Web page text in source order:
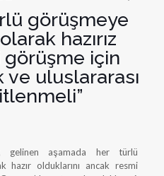
görüşmeye
hazırız
için
uluslararası
gelinen aşamada her türlü
hazır olduklarını ancak resmi